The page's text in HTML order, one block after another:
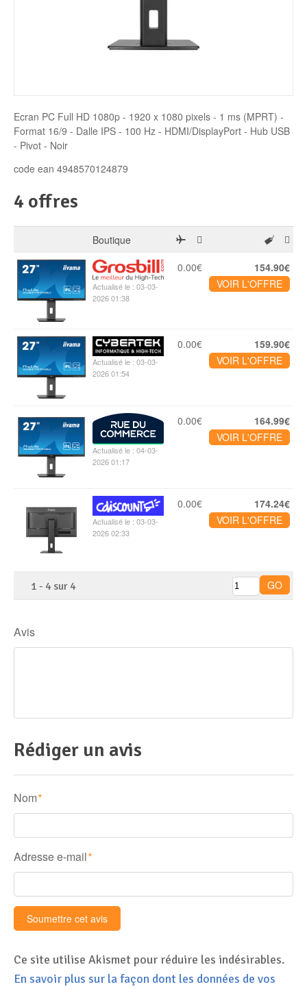
Ecran PC Full HD 1080p - 1920 x 1080 pixels - 1 ms (MPRT) -
Format 16/9 - Dalle IPS - 100 Hz - HDMI/DisplayPort - Hub USB
- Pivot - Noir
code ean 4948570124879
4 offres
Boutique
Actualisé le : 03-03-
2026 01:38
0.00€
154.90€
VOIR L'OFFRE
Actualisé le : 03-03-
2026 01:54
0.00€
159.90€
VOIR L'OFFRE
Actualisé le : 04-03-
2026 01:17
0.00€
164.99€
VOIR L'OFFRE
Actualisé le : 03-03-
2026 02:33
0.00€
174.24€
VOIR L'OFFRE
1 - 4 sur 4
Avis
Rédiger un avis
Nom *
Adresse e-mail *
Ce site utilise Akismet pour réduire les indésirables.
En savoir plus sur la façon dont les données de vos